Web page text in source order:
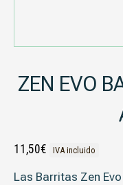
ZEN EVO
11,50€ IVA incluido
Las Barritas Zen